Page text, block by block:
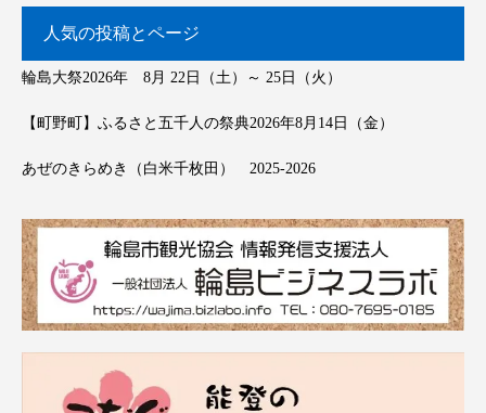
人気の投稿とページ
輪島大祭2026年 8月 22日（土）～ 25日（火）
【町野町】ふるさと五千人の祭典2026年8月14日（金）
あぜのきらめき（白米千枚田） 2025-2026